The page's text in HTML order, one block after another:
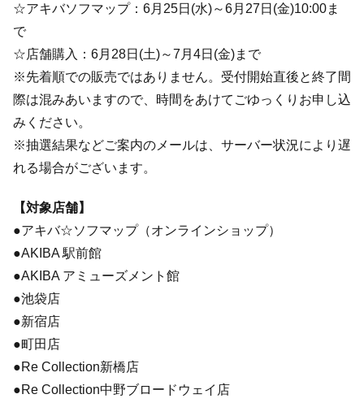
☆アキバソフマップ：6月25日(水)～6月27日(金)10:00ま
で
☆店舗購入：6月28日(土)～7月4日(金)まで
※先着順での販売ではありません。受付開始直後と終了間
際は混みあいますので、時間をあけてごゆっくりお申し込
みください。
※抽選結果などご案内のメールは、サーバー状況により遅
れる場合がございます。
【対象店舗】
●アキバ☆ソフマップ（オンラインショップ）
●AKIBA 駅前館
●AKIBA アミューズメント館
●池袋店
●新宿店
●町田店
●Re Collection新橋店
●Re Collection中野ブロードウェイ店